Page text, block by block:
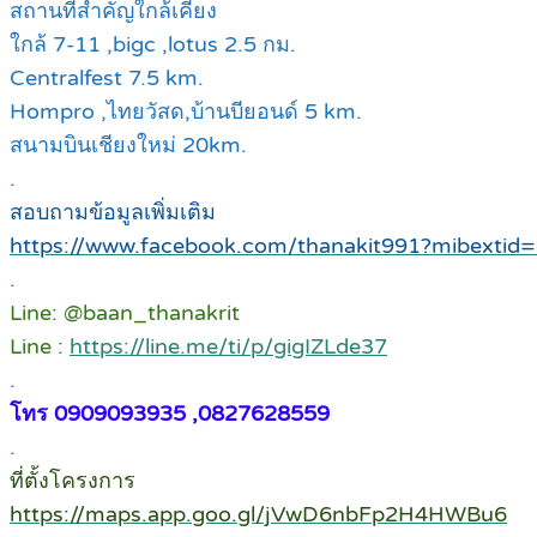
สถานที่สำคัญใกล้เคียง
ใกล้ 7-11 ,bigc ,lotus 2.5 กม.
Centralfest 7.5 km.
Hompro ,ไทยวัสด,บ้านบียอนด์ 5 km.
สนามบินเชียงใหม่ 20km.
.
สอบถามข้อมูลเพิ่มเติม
https://www.facebook.com/
.
Line: @baan_thanakrit
Line : https://line.me/ti/p/gigIZLde37
.
โทร 0909093935 ,0827628559
.
ที่ตั้งโครงการ
https://maps.app.goo.gl/jVwD6nbFp2H4HWBu6